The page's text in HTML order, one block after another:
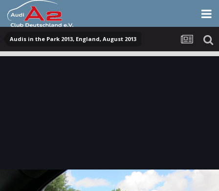
Audis in the Park 2013, England, August 2013